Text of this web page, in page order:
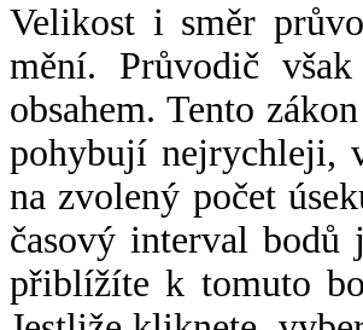
Velikost i směr
mění. Průvodič
obsahem. Tento
pohybují nejrychleji,
na zvolený počet
časový interval
přiblížíte k tomuto